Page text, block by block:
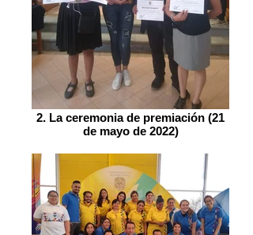
2. La ceremonia de premiación (21
de mayo de 2022)